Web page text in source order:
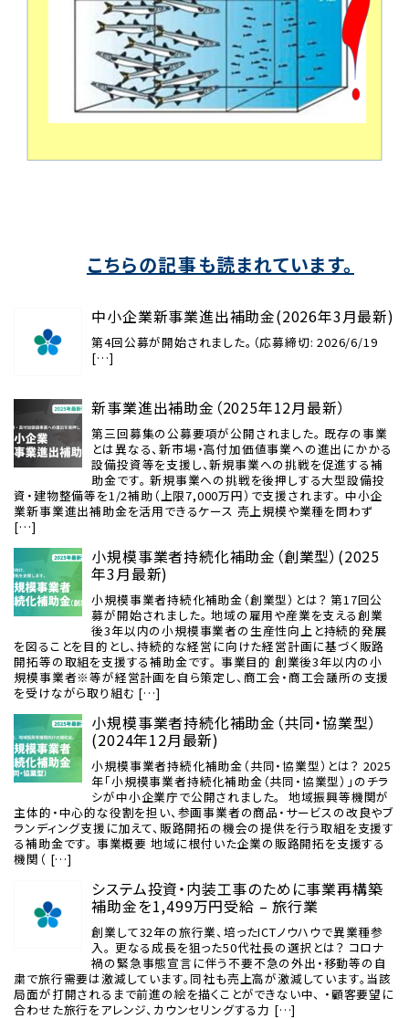
こちらの記事も読まれています。
中小企業新事業進出補助金(2026年3月最新)
第4回公募が開始されました。（応募締切: 2026/6/19
[…]
新事業進出補助金（2025年12月最新）
第三回募集の公募要項が公開されました。 既存の事業
とは異なる、新市場・高付加価値事業への進出にかかる
設備投資等を支援し、新規事業への挑戦を促進する補
助金です。 新規事業への挑戦を後押しする大型設備投
資・建物整備等を1/2補助（上限7,000万円）で支援されます。 中小企
業新事業進出補助金を活用できるケース 売上規模や業種を問わず
[…]
小規模事業者持続化補助金（創業型）(2025
年3月最新)
小規模事業者持続化補助金（創業型）とは？ 第17回公
募が開始されました。 地域の雇用や産業を支える創業
後3年以内の小規模事業者の生産性向上と持続的発展
を図ることを目的とし、持続的な経営に向けた経営計画に基づく販路
開拓等の取組を支援する補助金です。 事業目的 創業後3年以内の小
規模事業者※等が経営計画を自ら策定し、商工会・商工会議所の支援
を受けながら取り組む […]
小規模事業者持続化補助金（共同・協業型）
(2024年12月最新)
小規模事業者持続化補助金（共同・協業型）とは？ 2025
年「小規模事業者持続化補助金（共同・協業型）」のチラ
シが中小企業庁で公開されました。 地域振興等機関が
主体的・中心的な役割を担い、参画事業者の商品・サービスの改良やブ
ランディング支援に加えて、販路開拓の機会の提供を行う取組を支援す
る補助金です。 事業概要 地域に根付いた企業の販路開拓を支援する
機関（ […]
システム投資・内装工事のために事業再構築
補助金を1,499万円受給 – 旅行業
創業して32年の旅行業、培ったICTノウハウで異業種参
入。 更なる成長を狙った50代社長の選択とは？ コロナ
禍の緊急事態宣言に伴う不要不急の外出・移動等の自
粛で旅行需要は激減しています。同社も売上高が激減しています。当該
局面が打開されるまで前進の絵を描くことができない中、 ・顧客要望に
合わせた旅行をアレンジ、カウンセリングする力 […]